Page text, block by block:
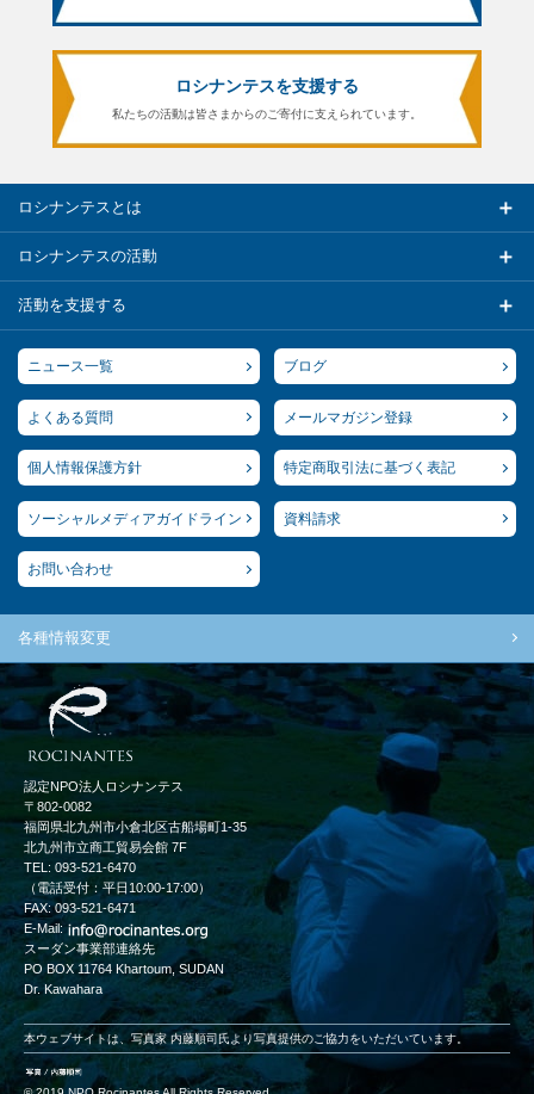
ロシナンテスを支援する
私たちの活動は皆さまからのご寄付に支えられています。
ロシナンテスとは
ロシナンテスの活動
活動を支援する
ニュース一覧 ブログ
よくある質問 メールマガジン登録
個人情報保護方針 特定商取引法に基づく表記
ソーシャルメディアガイドライン 資料請求
お問い合わせ
各種情報変更
認定NPO法人ロシナンテス
〒802-0082
福岡県北九州市小倉北区古船場町1-35
北九州市立商工貿易会館 7F
TEL: 093-521-6470
（電話受付：平日10:00-17:00）
FAX: 093-521-6471
E-Mail:
スーダン事業部連絡先
PO BOX 11764 Khartoum, SUDAN
Dr. Kawahara
本ウェブサイトは、写真家 内藤順司氏より写真提供のご協力をいただいています。